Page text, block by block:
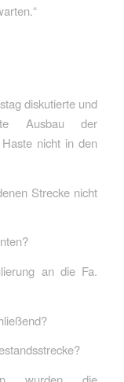
diskutierte und
Ausbau der
nicht in den
Strecke nicht
an die Fa.